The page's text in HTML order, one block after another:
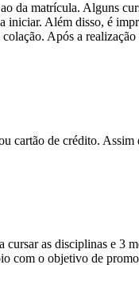
da matrícula. Alguns
iniciar. Além disso, é
Após a
cartão de crédito. Assim
as disciplinas e 3
com o objetivo de